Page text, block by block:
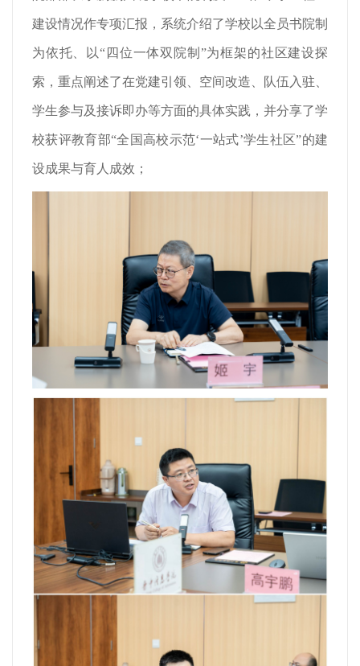
建设情况作专项汇报，系统介绍了学校以全员书院制
为依托、以“四位一体双院制”为框架的社区建设探
索，重点阐述了在党建引领、空间改造、队伍入驻、
学生参与及接诉即办等方面的具体实践，并分享了学
校获评教育部“全国高校示范‘一站式’学生社区”的建
设成果与育人成效；